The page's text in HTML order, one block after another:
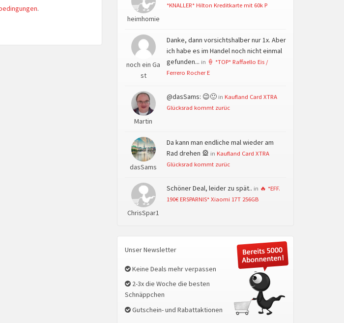
.
heimhomie
*KNALLER* Hilton Kreditkarte mit 60k P
noch ein Ga
st
Danke, dann vorsichtshalber nur 1x. Aber
ich habe es im Handel noch nicht einmal
gefunden... in 🍦 *TOP* Raffaello Eis /
Ferrero Rocher E
Martin
@dasSams: 😉🙂 in Kaufland Card XTRA
Glücksrad kommt zurüc
dasSams
Da kann man endliche mal wieder am
Rad drehen 🎡 in Kaufland Card XTRA
Glücksrad kommt zurüc
ChrisSpar1
Schöner Deal, leider zu spät.. in 🔥 *EFF.
190€ ERSPARNIS* Xiaomi 17T 256GB
Unser Newsletter
Keine Deals mehr verpassen
2-3x die Woche die besten
Schnäppchen
Gutschein- und Rabattaktionen